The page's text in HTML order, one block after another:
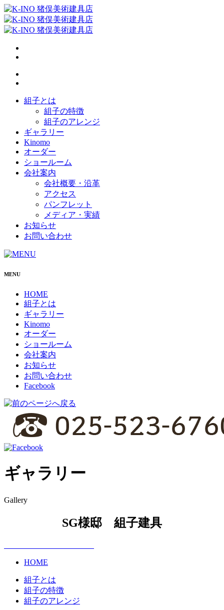
組子とは
組子の特徴
組子のアレンジ
ギャラリー
Kinomo
オーダー
ショールーム
会社案内
会社概要・沿革
アクセス
パンフレット
メディア・実績
お知らせ
お問い合わせ
MENU
HOME
組子とは
ギャラリー
Kinomo
オーダー
ショールーム
会社案内
お知らせ
お問い合わせ
Facebook
ギャラリー
Gallery
SG様邸 組子建具
HOME
組子とは
組子の特徴
組子のアレンジ